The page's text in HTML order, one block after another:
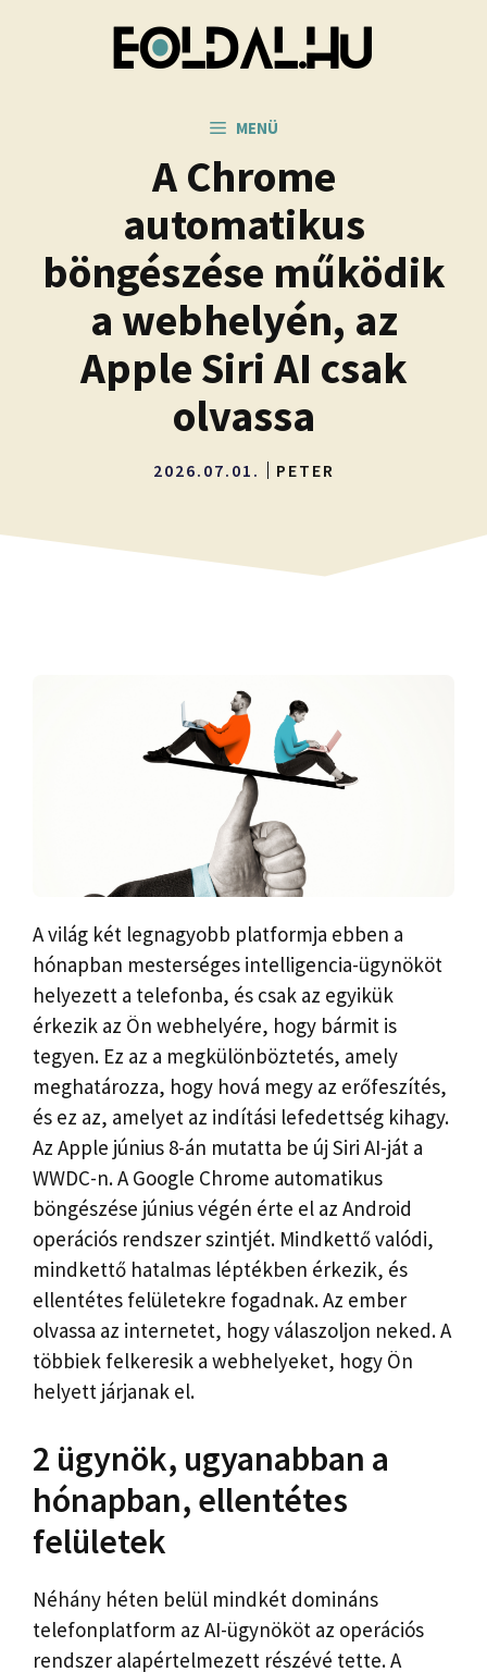
MENÜ
A Chrome
automatikus
böngészése működik
a webhelyén, az
Apple Siri AI csak
olvassa
2026.07.01. PETER
A világ két legnagyobb platformja ebben a
hónapban mesterséges intelligencia-ügynököt
helyezett a telefonba, és csak az egyikük
érkezik az Ön webhelyére, hogy bármit is
tegyen. Ez az a megkülönböztetés, amely
meghatározza, hogy hová megy az erőfeszítés,
és ez az, amelyet az indítási lefedettség kihagy.
Az Apple június 8-án mutatta be új Siri AI-ját a
WWDC-n. A Google Chrome automatikus
böngészése június végén érte el az Android
operációs rendszer szintjét. Mindkettő valódi,
mindkettő hatalmas léptékben érkezik, és
ellentétes felületekre fogadnak. Az ember
olvassa az internetet, hogy válaszoljon neked. A
többiek felkeresik a webhelyeket, hogy Ön
helyett járjanak el.
2 ügynök, ugyanabban a
hónapban, ellentétes
felületek
Néhány héten belül mindkét domináns
telefonplatform az AI-ügynököt az operációs
rendszer alapértelmezett részévé tette. A